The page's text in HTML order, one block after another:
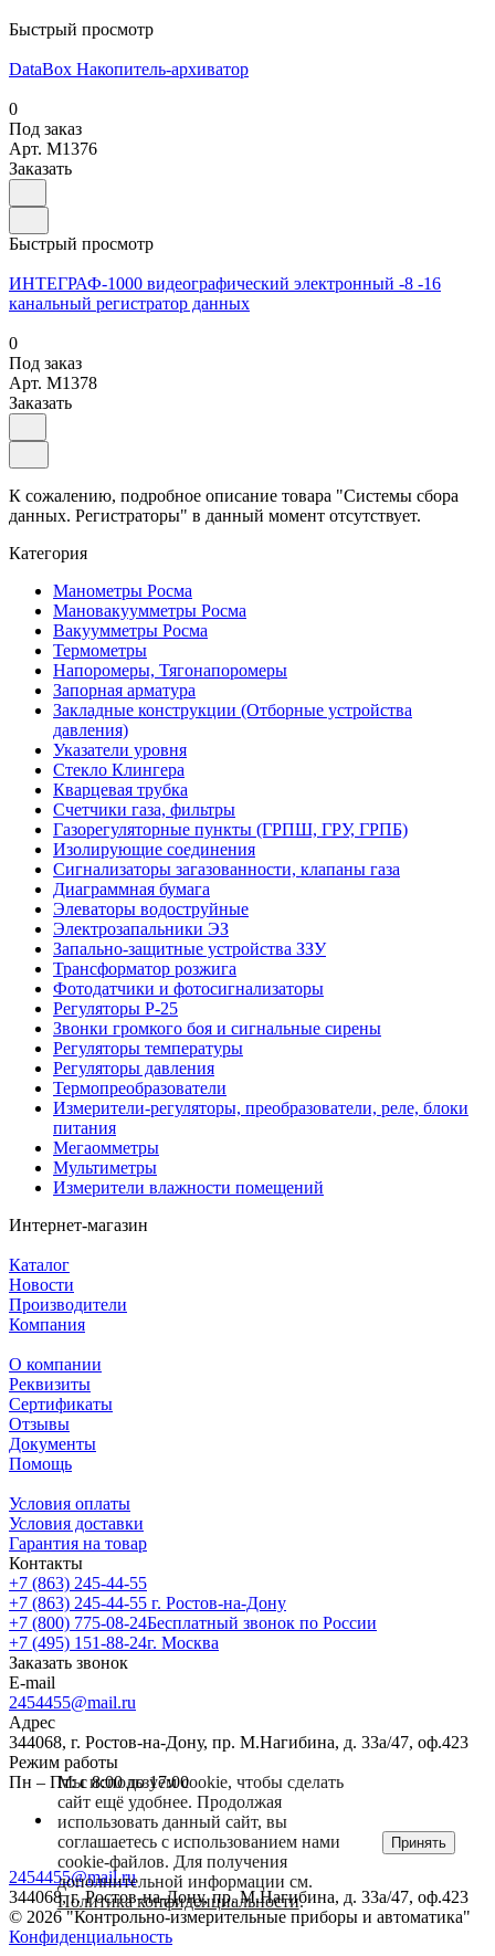
Быстрый просмотр
DataBox Накопитель-архиватор
0
Под заказ
Арт. M1376
Заказать
Быстрый просмотр
ИНТЕГРАФ-1000 видеографический электронный -8 -16
канальный регистратор данных
0
Под заказ
Арт. M1378
Заказать
К сожалению, подробное описание товара "Системы сбора
данных. Регистраторы" в данный момент отсутствует.
Категория
Манометры Росма
Мановакуумметры Росма
Вакуумметры Росма
Термометры
Напоромеры, Тягонапоромеры
Запорная арматура
Закладные конструкции (Отборные устройства
давления)
Указатели уровня
Стекло Клингера
Кварцевая трубка
Счетчики газа, фильтры
Газорегуляторные пункты (ГРПШ, ГРУ, ГРПБ)
Изолирующие соединения
Сигнализаторы загазованности, клапаны газа
Диаграммная бумага
Элеваторы водоструйные
Электрозапальники ЭЗ
Запально-защитные устройства ЗЗУ
Трансформатор розжига
Фотодатчики и фотосигнализаторы
Регуляторы Р-25
Звонки громкого боя и сигнальные сирены
Регуляторы температуры
Регуляторы давления
Термопреобразователи
Измерители-регуляторы, преобразователи, реле, блоки
питания
Мегаомметры
Мультиметры
Измерители влажности помещений
Интернет-магазин
Каталог
Новости
Производители
Компания
О компании
Реквизиты
Сертификаты
Отзывы
Документы
Помощь
Условия оплаты
Условия доставки
Гарантия на товар
Контакты
+7 (863) 245-44-55
+7 (863) 245-44-55 г. Ростов-на-Дону
+7 (800) 775-08-24Бесплатный звонок по России
+7 (495) 151-88-24г. Москва
Заказать звонок
E-mail
2454455@mail.ru
Адрес
344068, г. Ростов-на-Дону, пр. М.Нагибина, д. 33а/47, оф.423
Режим работы
Пн – Пт: с 8:00 до 17:00
2454455@mail.ru
344068, г. Ростов-на-Дону, пр. М.Нагибина, д. 33а/47, оф.423
© 2026 "Контрольно-измерительные приборы и автоматика"
Конфиденциальность
Мы используем cookie, чтобы сделать
сайт ещё удобнее. Продолжая
использовать данный сайт, вы
соглашаетесь с использованием нами
cookie-файлов. Для получения
дополнительной информации см.
Политика конфиденциальности.
Принять